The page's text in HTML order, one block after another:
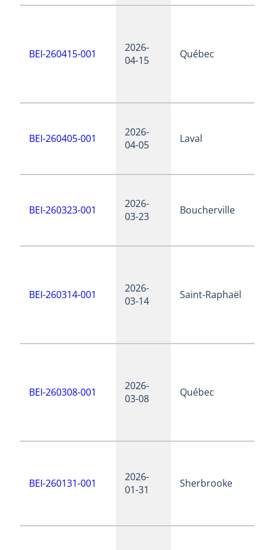
BEI-260415-001
2026-
04-15
Québec
BEI-260405-001
2026-
04-05
Laval
BEI-260323-001
2026-
03-23
Boucherville
BEI-260314-001
2026-
03-14
Saint-Raphaël
BEI-260308-001
2026-
03-08
Québec
BEI-260131-001
2026-
01-31
Sherbrooke